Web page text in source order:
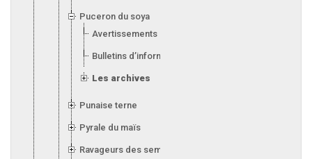
Puceron du soya
Avertissements
Bulletins d’information
Les archives
Punaise terne
Pyrale du maïs
Ravageurs des semis